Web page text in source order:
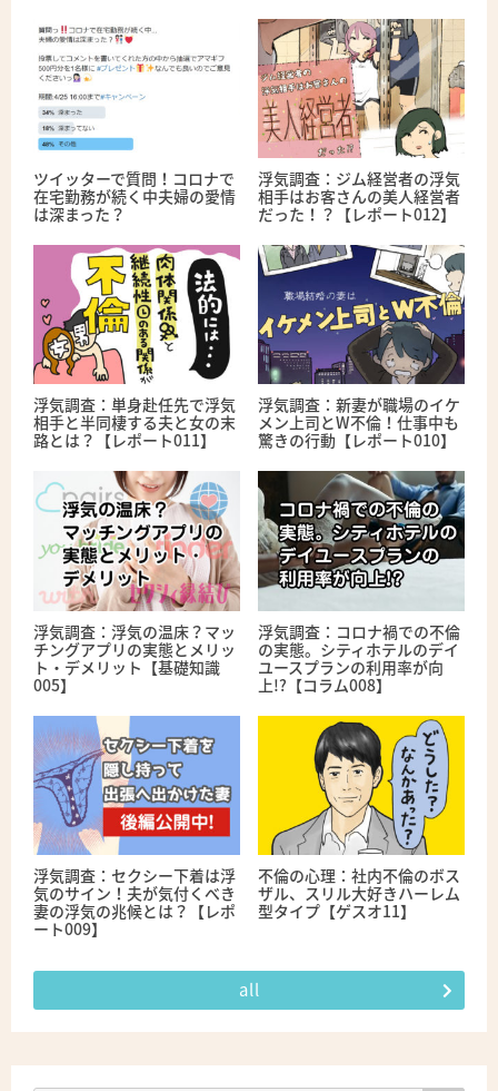
ツイッターで質問！コロナで
在宅勤務が続く中夫婦の愛情
は深まった？
浮気調査：ジム経営者の浮気
相手はお客さんの美人経営者
だった！？【レポート012】
浮気調査：単身赴任先で浮気
相手と半同棲する夫と女の末
路とは？【レポート011】
浮気調査：新妻が職場のイケ
メン上司とW不倫！仕事中も
驚きの行動【レポート010】
浮気調査：浮気の温床？マッ
チングアプリの実態とメリッ
ト・デメリット【基礎知識
005】
浮気調査：コロナ禍での不倫
の実態。シティホテルのデイ
ユースプランの利用率が向
上!?【コラム008】
浮気調査：セクシー下着は浮
気のサイン！夫が気付くべき
妻の浮気の兆候とは？【レポ
ート009】
不倫の心理：社内不倫のボス
ザル、スリル大好きハーレム
型タイプ【ゲスオ11】
all